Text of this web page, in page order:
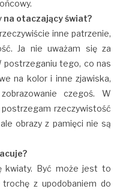
na otaczający świat?
inne patrzenie,
Ja nie uważam się za
postrzeganiu tego, co nas
na kolor i inne zjawiska,
czegoś. W
rzeczywistość
obrazy z pamięci nie są
kwiaty. Być może jest to
z upodobaniem do